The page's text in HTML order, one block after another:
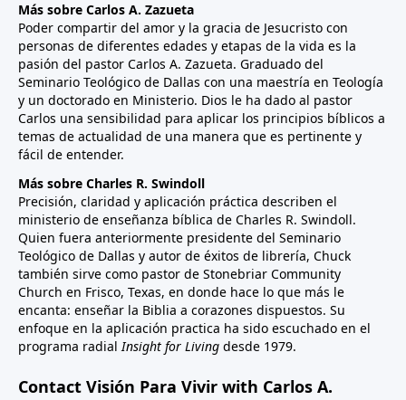
Más sobre Carlos A. Zazueta
Poder compartir del amor y la gracia de Jesucristo con
personas de diferentes edades y etapas de la vida es la
pasión del pastor Carlos A. Zazueta. Graduado del
Seminario Teológico de Dallas con una maestría en Teología
y un doctorado en Ministerio. Dios le ha dado al pastor
Carlos una sensibilidad para aplicar los principios bíblicos a
temas de actualidad de una manera que es pertinente y
fácil de entender.
Más sobre Charles R. Swindoll
Precisión, claridad y aplicación práctica describen el
ministerio de enseñanza bíblica de Charles R. Swindoll.
Quien fuera anteriormente presidente del Seminario
Teológico de Dallas y autor de éxitos de librería, Chuck
también sirve como pastor de Stonebriar Community
Church en Frisco, Texas, en donde hace lo que más le
encanta: enseñar la Biblia a corazones dispuestos. Su
enfoque en la aplicación practica ha sido escuchado en el
programa radialInsight for Living desde 1979.
Contact Visión Para Vivir with Carlos A.